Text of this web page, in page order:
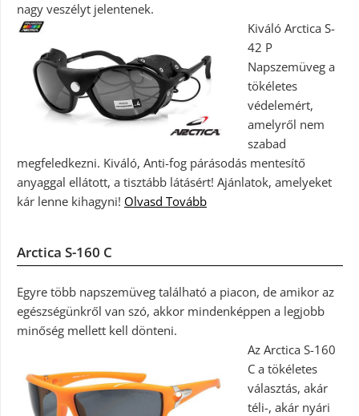
nagy veszélyt jelentenek.
Kiváló Arctica S-
42 P
Napszemüveg a
tökéletes
védelemért,
amelyről nem
szabad
megfeledkezni. Kiváló, Anti-fog párásodás mentesítő
anyaggal ellátott, a tisztább látásért! Ajánlatok, amelyeket
kár lenne kihagyni! Olvasd Tovább
Arctica S-160 C
Egyre több napszemüveg található a piacon, de amikor az
egészségünkről van szó, akkor mindenképpen a legjobb
minőség mellett kell dönteni.
Az Arctica S-160
C a tökéletes
választás, akár
téli-, akár nyári